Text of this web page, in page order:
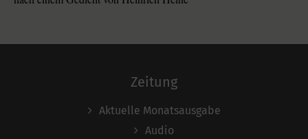
Zeitung
Aktuelle Monatsausgabe
Audio